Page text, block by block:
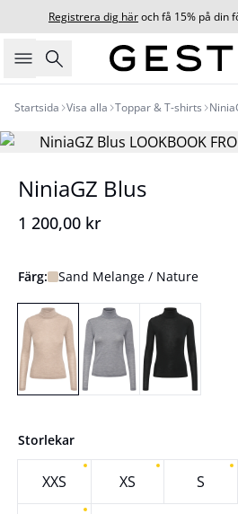
Registrera dig häroch få 15% på din
Sök
Startsida Visa alla Toppar & T-shirts
NiniaGZ Blus
1 200,00 kr
Färg: Sand Melange / Nature
Storlekar
XXS XS S